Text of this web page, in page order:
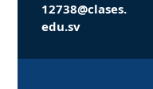
12738@clases.
edu.sv